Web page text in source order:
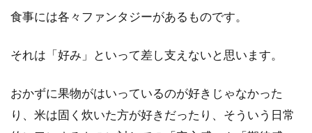
食事には各々ファンタジーがあるものです。
それは「好み」といって差し支えないと思います。
おかずに果物がはいっているのが好きじゃなかった
り、米は固く炊いた方が好きだったり、そういう日常